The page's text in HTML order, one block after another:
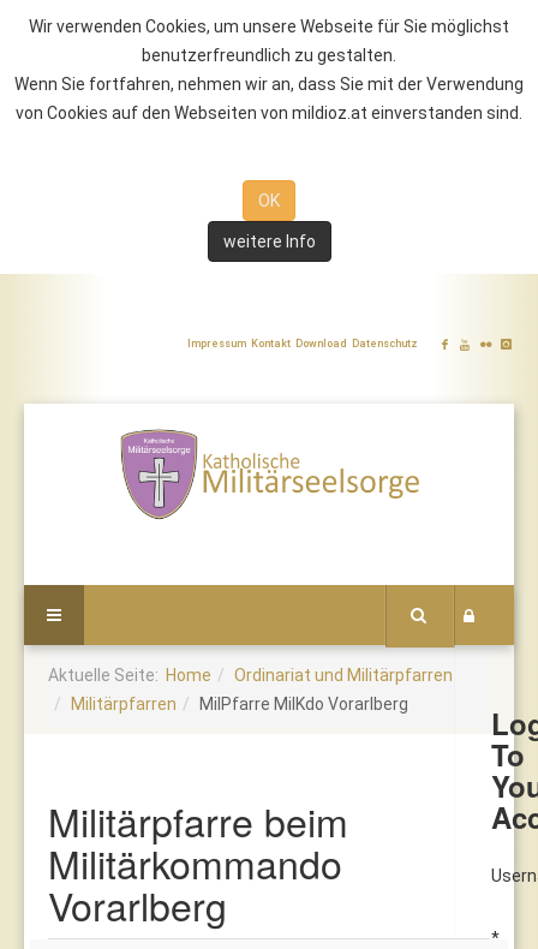
Wir verwenden Cookies, um unsere Webseite für Sie möglichst
benutzerfreundlich zu gestalten.
Wenn Sie fortfahren, nehmen wir an, dass Sie mit der Verwendung
von Cookies auf den Webseiten von mildioz.at einverstanden sind.
OK
weitere Info
Impressum Kontakt Download Datenschutz
To
*
Aktuelle Seite: Home
Ordinariat und Militärpfarren
Militärpfarren
MilPfarre MilKdo Vorarlberg
Militärpfarre beim
Militärkommando
Vorarlberg